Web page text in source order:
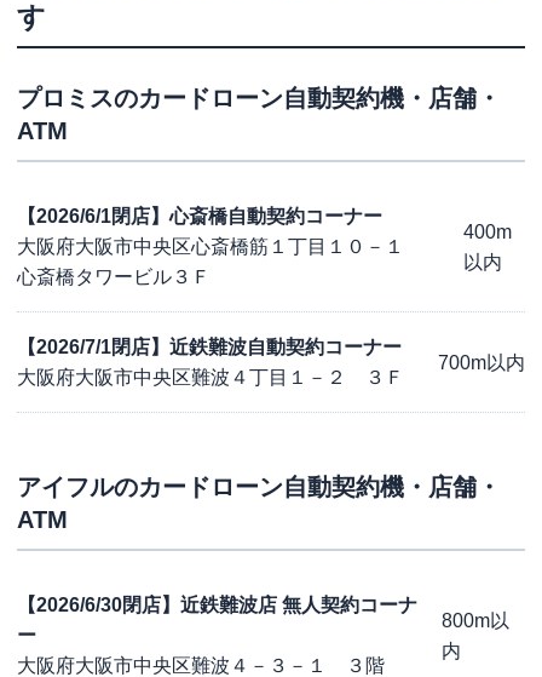
す
プロミスのカードローン自動契約機・店舗・
ATM
【2026/6/1閉店】心斎橋自動契約コーナー
大阪府大阪市中央区心斎橋筋１丁目１０－１
心斎橋タワービル３Ｆ
400m
以内
【2026/7/1閉店】近鉄難波自動契約コーナー
大阪府大阪市中央区難波４丁目１－２ ３Ｆ
700m以内
アイフルのカードローン自動契約機・店舗・
ATM
【2026/6/30閉店】近鉄難波店 無人契約コーナ
ー
大阪府大阪市中央区難波４－３－１ ３階
800m以
内